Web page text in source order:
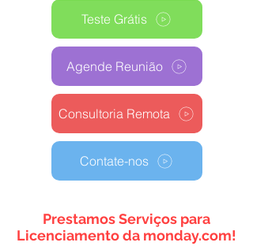
Teste Grátis
Agende Reunião
Consultoria Remota
Contate-nos
Prestamos Serviços para
Licenciamento da monday.com!